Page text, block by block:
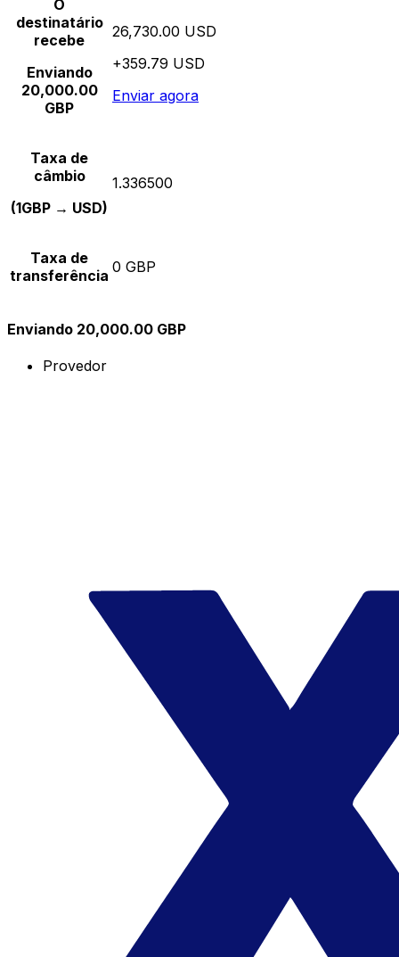
O
destinatário
recebe
Enviando
20,000.00
GBP
26,730.00 USD
+359.79 USD
Enviar agora
Taxa de
câmbio
(1GBP → USD)
1.336500
Taxa de
transferência 0 GBP
Enviando 20,000.00 GBP
Provedor